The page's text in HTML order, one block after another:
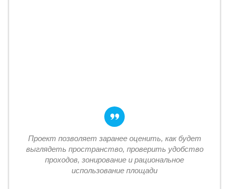
Проект позволяет заранее оценить, как будет
выглядеть пространство, проверить удобство
проходов, зонирование и рациональное
использование площади